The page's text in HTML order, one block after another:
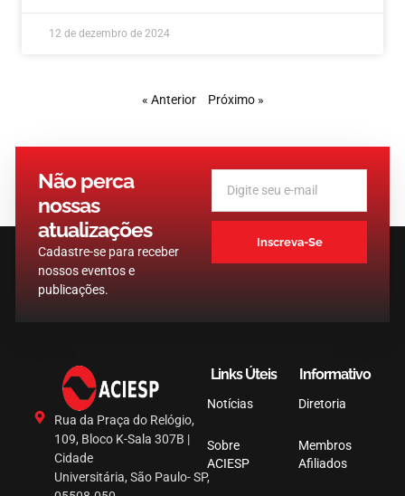
12 de dezembro de 2024
« Anterior Próximo »
Não perca
nossas
atualizações
Cadastre-se para receber
nossos eventos e
publicações.
Inscreva-Se
Rua da Praça do Relógio,
109, Bloco K-Sala 307B |
Cidade
Universitária, São Paulo- SP,
Links Úteis
Notícias
Sobre
ACIESP
Informativo
Diretoria
Membros
Afiliados